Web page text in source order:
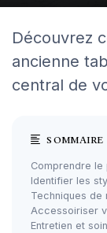
Découvrez
ancienne
central de
SOMMAIRE
Comprendre
Identifier les
Techniques de
Accessoiriser
Entretien et